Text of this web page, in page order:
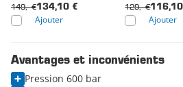
134,10 €
149,- €
Ajouter
129,- €
Ajouter
Avantages et inconvénients
Pression 600 bar